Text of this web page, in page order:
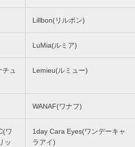
Lillbon(リルボン)
LuMia(ルミア)
チュ
Lemieu(ルミュー)
WANAF(ワナフ)
ワ
ッ
1day Cara Eyes(ワンデーキャ
ラアイ)